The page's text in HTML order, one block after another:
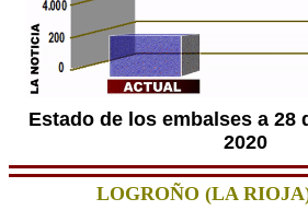
Estado de los embalses a 28
2020
LOGROÑO (LA